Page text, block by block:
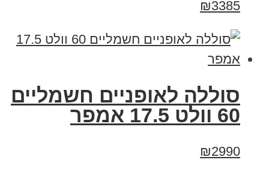
₪3385
סוללה לאופניים חשמליים
60 וולט 17.5 אמפר
₪2990